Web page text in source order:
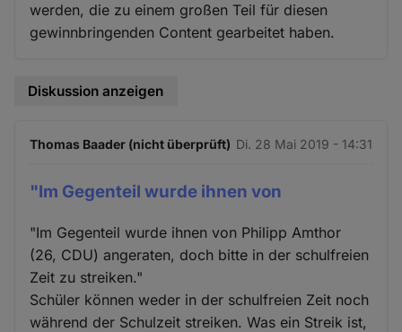
werden, die zu einem großen Teil für diesen
gewinnbringenden Content gearbeitet haben.
Diskussion anzeigen
Thomas Baader (nicht überprüft) Di. 28 Mai 2019 - 14:31
"Im Gegenteil wurde ihnen von
"Im Gegenteil wurde ihnen von Philipp Amthor
(26, CDU) angeraten, doch bitte in der schulfreien
Zeit zu streiken."
Schüler können weder in der schulfreien Zeit noch
während der Schulzeit streiken. Was ein Streik ist,